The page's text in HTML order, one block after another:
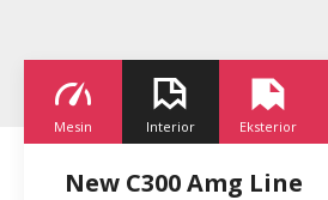
Mesin Interior Eksterior
New C300 Amg Line